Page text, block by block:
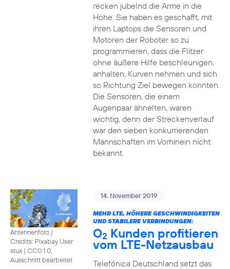
recken jubelnd die Arme in die
Höhe. Sie haben es geschafft, mit
ihren Laptops die Sensoren und
Motoren der Roboter so zu
programmieren, dass die Flitzer
ohne äußere Hilfe beschleunigen,
anhalten, Kurven nehmen und sich
so Richtung Ziel bewegen konnten.
Die Sensoren, die einem
Augenpaar ähnelten, waren
wichtig, denn der Streckenverlauf
war den sieben konkurrierenden
Mannschaften im Vorhinein nicht
bekannt.
Antennenfoto /
Credits: Pixabay User
stux | CC0 1.0,
Ausschnitt bearbeitet
14. November 2019
MEHR LTE, HÖHERE GESCHWINDIGKEITEN
UND STABILERE VERBINDUNGEN:
O2 Kunden profitieren
vom LTE-Netzausbau
Telefónica Deutschland setzt das